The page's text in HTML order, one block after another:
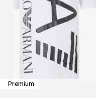
Premium